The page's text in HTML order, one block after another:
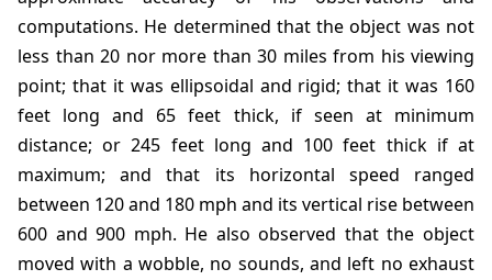
computations. He determined that the object was not
less than 20 nor more than 30 miles from his viewing
point; that it was ellipsoidal and rigid; that it was 160
feet long and 65 feet thick, if seen at minimum
distance; or 245 feet long and 100 feet thick if at
maximum; and that its horizontal speed ranged
between 120 and 180 mph and its vertical rise between
600 and 900 mph. He also observed that the object
moved with a wobble, no sounds, and left no exhaust